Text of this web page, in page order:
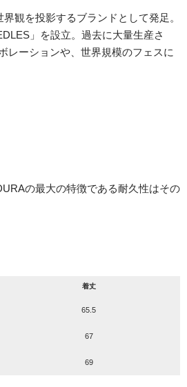
観を投影するブランドとして発足。
」を設立。過去に大量生産さ
レーションや、世界規模のフェスに
の最大の特徴である耐久性はその
着丈
65.5
67
69